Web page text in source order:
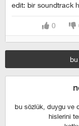
edit: bir soundtrack
0
bu sözlük, duygu ve
hislerini